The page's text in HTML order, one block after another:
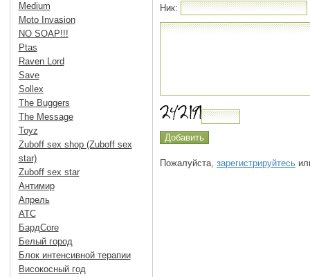
Ник:
Пожалуйста, зарегистрируйтесь
Medium
Moto Invasion
NO SOAP!!!
Ptas
Raven Lord
Save
Sollex
The Buggers
The Message
Toyz
Zuboff sex shop (Zuboff sex
star)
Zuboff sex star
Антимир
Апрель
АТС
БардCore
Белый город
Блок интенсивной терапии
Високосный год